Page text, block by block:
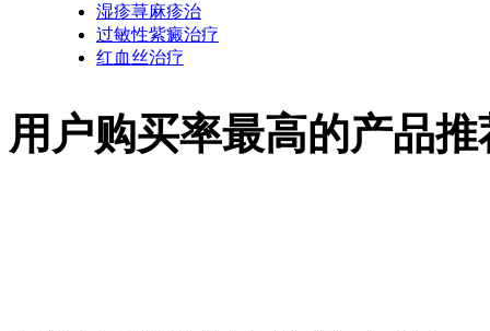
湿疹荨麻疹治
过敏性紫癜治疗
红血丝治疗
用户购买率最高的产品推